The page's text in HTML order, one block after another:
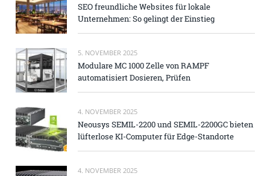
SEO freundliche Websites für lokale
Unternehmen: So gelingt der Einstieg
5. NOVEMBER 2025
Modulare MC 1000 Zelle von RAMPF
automatisiert Dosieren, Prüfen
4. NOVEMBER 2025
Neousys SEMIL-2200 und SEMIL-2200GC bieten
lüfterlose KI-Computer für Edge-Standorte
4. NOVEMBER 2025